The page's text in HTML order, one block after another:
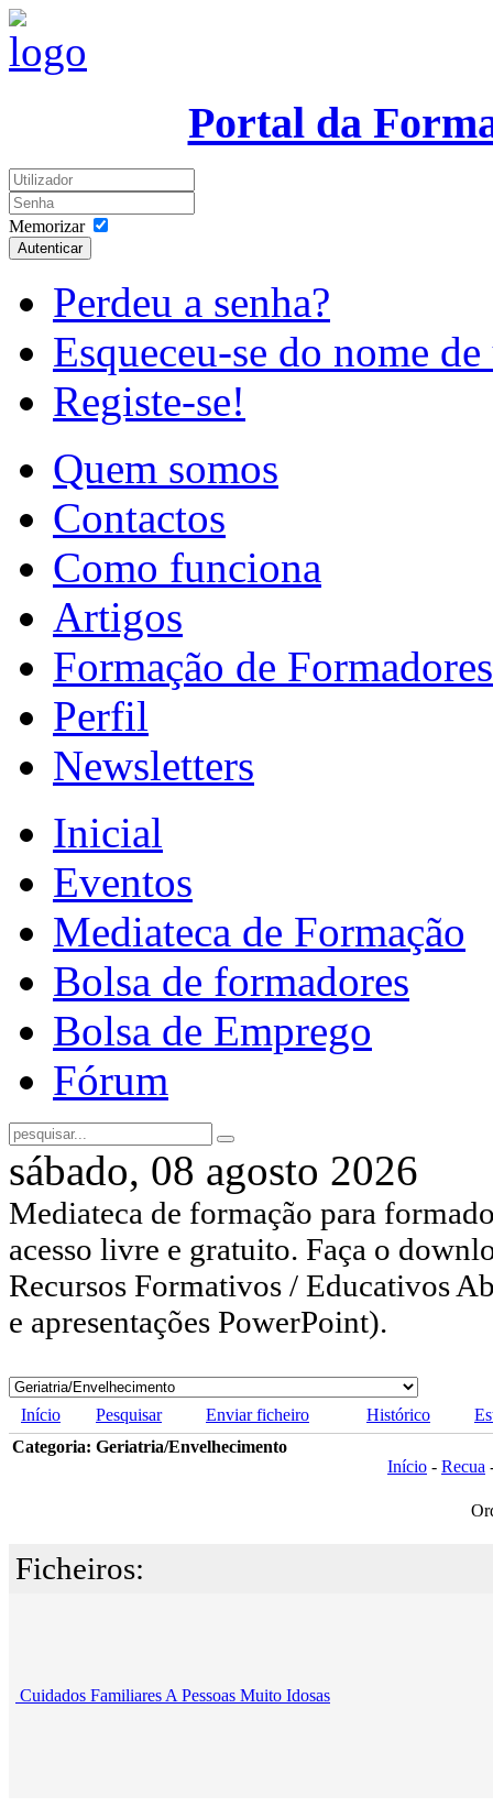
Portal da
Memorizar
Autenticar
Perdeu a senha?
Esqueceu-se do nome
Registe-se!
Quem somos
Contactos
Como funciona
Artigos
Formação de Formadores
Perfil
Newsletters
Inicial
Eventos
Mediateca de Formação
Bolsa de formadores
Bolsa de Emprego
Fórum
sábado, 08 agosto 2026
Mediateca de formação para
acesso livre e gratuito. Faça o
Recursos Formativos / Educativos
e apresentações PowerPoint).
Início Pesquisar Enviar ficheiro Histórico
Categoria: Geriatria/Envelhecimento
Início - Recua
Ficheiros:
Cuidados Familiares A Pessoas Muito Idosas